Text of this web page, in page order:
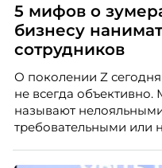
5 мифов о
бизнесу
сотрудников
О поколении Z
не всегда объективно.
называют
требовательными или